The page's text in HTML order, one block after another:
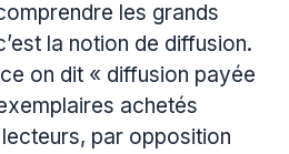
les grands
la notion de diffusion.
on dit « diffusion payée
achetés
par opposition